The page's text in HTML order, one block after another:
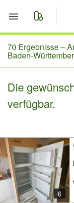
Start
Merkliste
70 Ergebnisse –
Baden-
Die
verfügbar.
6